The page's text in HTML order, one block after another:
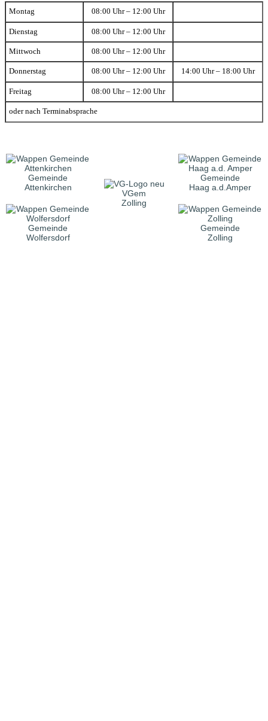
Montag 08:00 Uhr – 12:00 Uhr
Dienstag 08:00 Uhr – 12:00 Uhr
Mittwoch 08:00 Uhr – 12:00 Uhr
Donnerstag 08:00 Uhr – 12:00 Uhr 14:00 Uhr – 18:00 Uhr
Freitag 08:00 Uhr – 12:00 Uhr
oder nach Terminabsprache
Gemeinde
Attenkirchen
VGem
Zolling
Gemeinde
Haag a.d.Amper
Gemeinde
Wolfersdorf
Gemeinde
Zolling